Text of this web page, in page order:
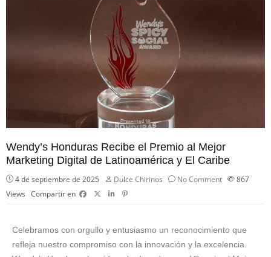
Wendy’s Honduras Recibe el Premio al Mejor
Marketing Digital de Latinoamérica y El Caribe
4 de septiembre de 2025 Dulce Chirinos No Comment
867
Views Compartir en
Celebramos con orgullo y entusiasmo un reconocimiento que
refleja nuestro compromiso con la innovación y la excelencia.